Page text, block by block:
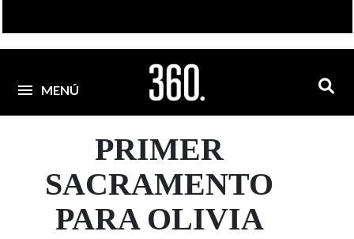
MENÚ
PRIMER
SACRAMENTO
PARA OLIVIA